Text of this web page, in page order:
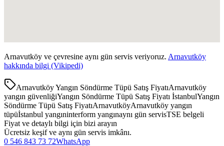
Arnavutköy ve çevresine aynı gün servis veriyoruz. Arnavutköy
hakkında bilgi (Vikipedi)
Arnavutköy Yangın Söndürme Tüpü Satış FiyatıArnavutköy
yangın güvenliğiYangın Söndürme Tüpü Satış Fiyatı İstanbulYangın
Söndürme Tüpü Satış FiyatıArnavutköyArnavutköy yangın
tüpüİstanbul yangıninterform yangınaynı gün servisTSE belgeli
Fiyat ve detaylı bilgi için bizi arayın
Ücretsiz keşif ve aynı gün servis imkânı.
0 546 843 73 72WhatsApp